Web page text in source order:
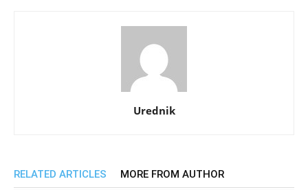
Urednik
RELATED ARTICLES MORE FROM AUTHOR